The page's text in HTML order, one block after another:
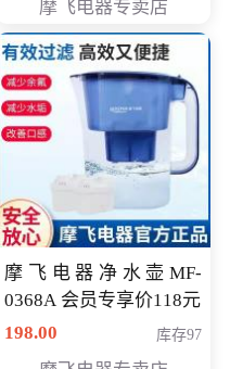
摩飞电器专卖店
摩飞电器净水壶MF-
0368A 会员专享价118元
198.00
库存97